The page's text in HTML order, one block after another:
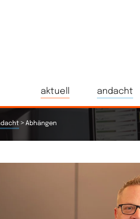
aktuell andacht
> Abhängen